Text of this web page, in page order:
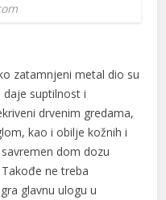
zatamnjeni metal dio su
suptilnost i
drvenim gredama,
kao i obilje kožnih i
dom dozu
ne treba
glavnu ulogu u